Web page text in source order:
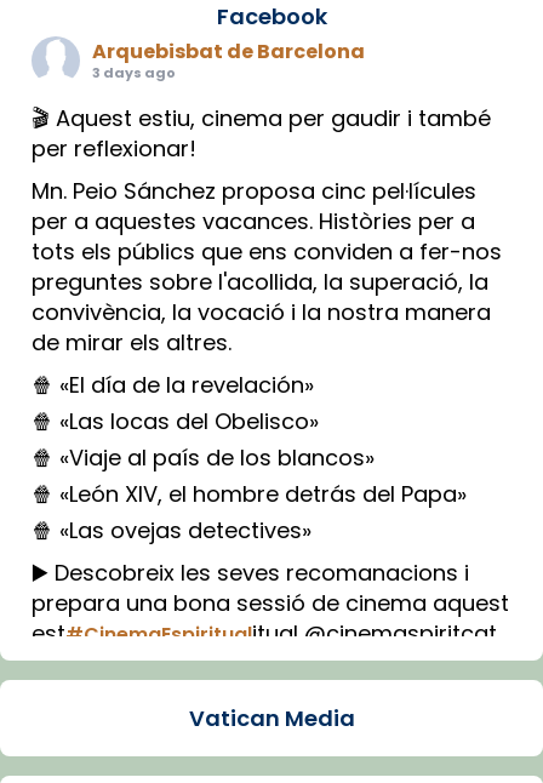
Facebook
Arquebisbat de Barcelona
3 days ago
🎬 Aquest estiu, cinema per gaudir i també
per reflexionar!
Mn. Peio Sánchez proposa cinc pel·lícules
per a aquestes vacances. Històries per a
tots els públics que ens conviden a fer-nos
preguntes sobre l'acollida, la superació, la
convivència, la vocació i la nostra manera
de mirar els altres.
🍿 «El día de la revelación»
🍿 «Las locas del Obelisco»
🍿 «Viaje al país de los blancos»
🍿 «León XIV, el hombre detrás del Papa»
🍿 «Las ovejas detectives»
▶️ Descobreix les seves recomanacions i
prepara una bona sessió de cinema aquest
est#CinemaEspiritualitual @cinemaspiritcat
Imatge: Generada amb IA (OpenAI)
Vatican Media